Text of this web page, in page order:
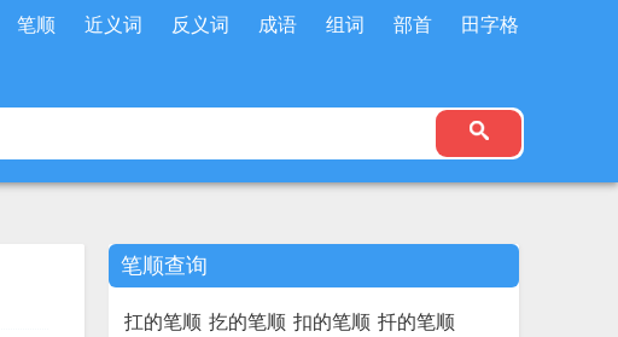
笔顺 近义词 反义词 成语 组词 部首 田字格
笔顺查询
扛的笔顺 扢的笔顺 扣的笔顺 扦的笔顺